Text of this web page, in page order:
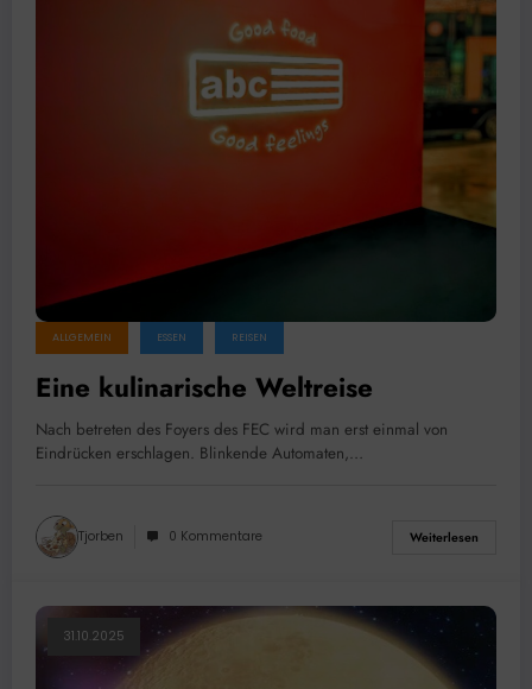
ALLGEMEIN ESSEN REISEN
Eine kulinarische Weltreise
Nach betreten des Foyers des FEC wird man erst einmal von
Eindrücken erschlagen. Blinkende Automaten,…
Tjorben 0 Kommentare Weiterlesen
31.10.2025